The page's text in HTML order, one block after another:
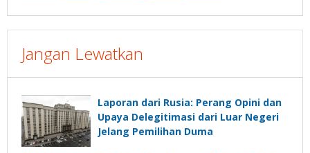
Jangan Lewatkan
Laporan dari Rusia: Perang Opini dan
Upaya Delegitimasi dari Luar Negeri
Jelang Pemilihan Duma